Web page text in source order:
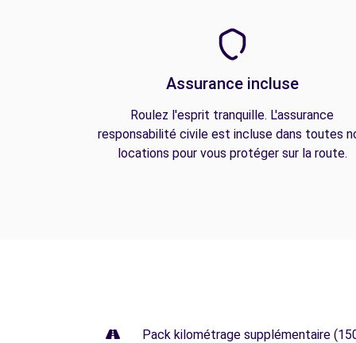
Assurance incluse
Roulez l'esprit tranquille. L'assurance
responsabilité civile est incluse dans toutes
locations pour vous protéger sur la route.
Pack kilométrage supplémentaire